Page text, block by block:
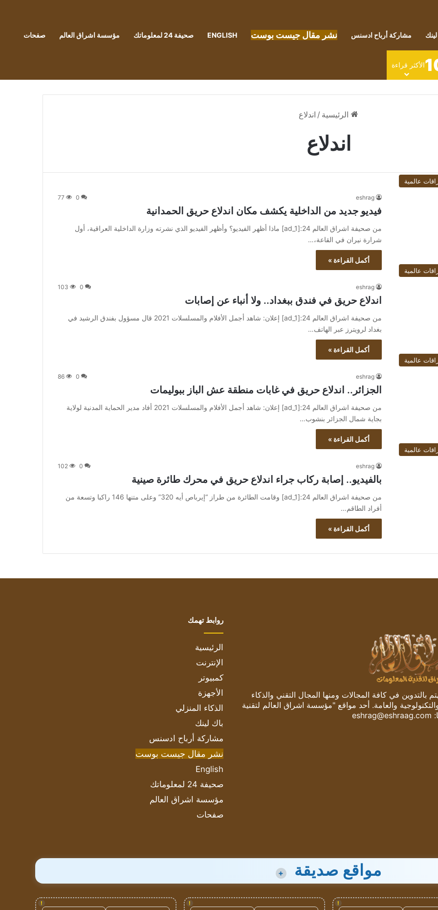
مشاركة أرباح ادسنس نشر مقال جيست بوست ENGLISH صحيفة 24 لمعلوماتك مؤسسة اشراق العالم صفحات
الأكثر قراءة
الرئيسية / اندلاع
اندلاع
عالمية
eshrag
0
77
فيديو جديد من الداخلية يكشف مكان اندلاع حريق الحمدانية
من صحيفة اشراق العالم 24:[ad_1] ماذا أظهر الفيديو؟ وأظهر الفيديو الذي نشرته وزارة الداخلية العراقية، أول
شرارة نيران في القاعة،…
أكمل القراءة »
عالمية
eshrag
0
103
اندلاع حريق في فندق ببغداد.. ولا أنباء عن إصابات
من صحيفة اشراق العالم 24:[ad_1] إعلان: شاهد أجمل الأفلام والمسلسلات 2021 قال مسؤول بفندق الرشيد في
بغداد لرويترز عبر الهاتف…
أكمل القراءة »
عالمية
eshrag
0
86
الجزائر.. اندلاع حريق في غابات منطقة عش الباز ببوليمات
من صحيفة اشراق العالم 24:[ad_1] إعلان: شاهد أجمل الأفلام والمسلسلات 2021 أفاد مدير الحماية المدنية لولاية
بجاية شمال الجزائر بنشوب…
أكمل القراءة »
عالمية
eshrag
0
102
بالفيديو.. إصابة ركاب جراء اندلاع حريق في محرك طائرة صينية
من صحيفة اشراق العالم 24:[ad_1] وقامت الطائرة من طراز “إيرباص أيه 320” وعلى متنها 146 راكبا وتسعة من
أفراد الطاقم…
أكمل القراءة »
في كافة المجالات ومنها المجال التقني والذكاء
والعامة. أحد مواقع "مؤسسة اشراق العالم لتقنية
eshrag@eshraag.com
روابط تهمك
الرئيسية
الإنترنت
كمبيوتر
الأجهزة
الذكاء المنزلي
باك لينك
مشاركة أرباح ادسنس
نشر مقال جيست بوست
English
صحيفة 24 لمعلوماتك
مؤسسة اشراق العالم
صفحات
مواقع صديقة +
!
!
!